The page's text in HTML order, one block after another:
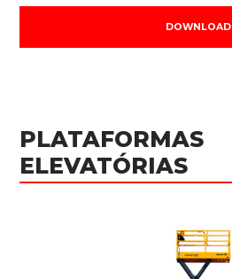
DOWNLOAD
PLATAFORMAS
ELEVATÓRIAS